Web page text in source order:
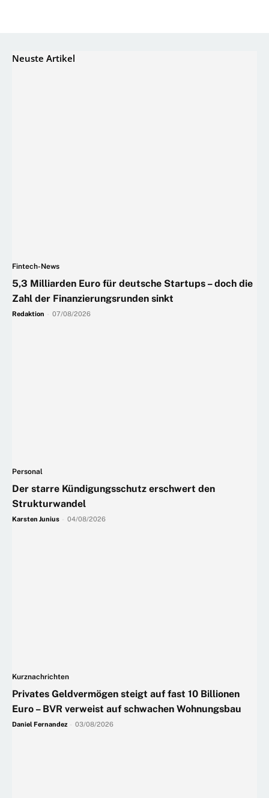
Neuste Artikel
Fintech-News
5,3 Milliarden Euro für deutsche Startups – doch die
Zahl der Finanzierungsrunden sinkt
Redaktion 07/08/2026
Personal
Der starre Kündigungsschutz erschwert den
Strukturwandel
Karsten Junius 04/08/2026
Kurznachrichten
Privates Geldvermögen steigt auf fast 10 Billionen
Euro – BVR verweist auf schwachen Wohnungsbau
Daniel Fernandez 03/08/2026